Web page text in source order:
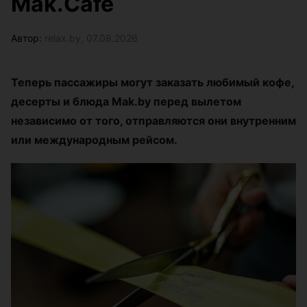
Автор:
Теперь пассажиры могут заказать любимый кофе,
десерты и блюда Mak.by перед вылетом
независимо от того, отправляются они внутренним
или международным рейсом.